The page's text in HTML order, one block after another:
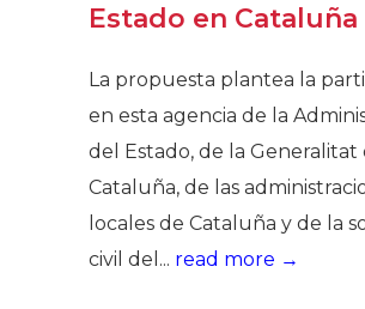
Estado en Cataluña
La propuesta plantea la
en esta agencia de la
del Estado, de la Generalitat
Cataluña, de las
locales de Cataluña y de la
civil del... read more →